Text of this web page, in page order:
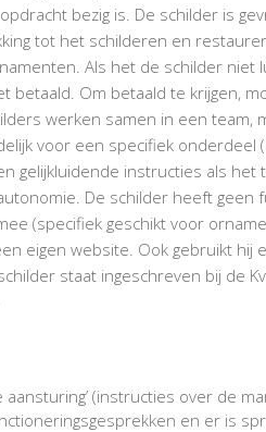
bezig is. De schilder is
tot het schilderen en
Als het de schilder niet
betaald. Om betaald te krijgen,
werken samen in een team,
voor een specifiek onderdeel
gelijkluidende instructies als het
De schilder heeft geen
(specifiek geschikt voor
eigen website. Ook gebruikt hij
staat ingeschreven bij de
(instructies over de
en er is